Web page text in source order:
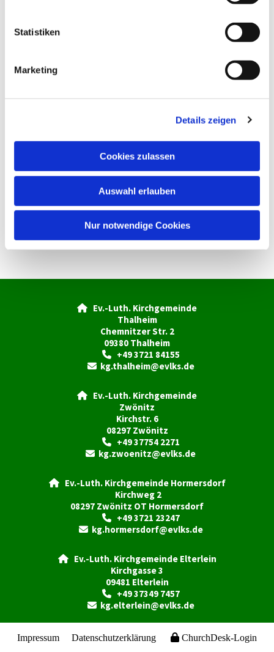
Statistiken
Marketing
Details zeigen
Cookies zulassen
Auswahl erlauben
Nur notwendige Cookies

Ev.-Luth. Kirchgemeinde
Thalheim
Chemnitzer Str. 2
09380 Thalheim
+49 3721 84155
 kg.thalheim@evlks.de

Ev.-Luth. Kirchgemeinde
Zwönitz
Kirchstr. 6
08297 Zwönitz
+49 37754 2271
 kg.zwoenitz@evlks.de
Ev.-Luth. Kirchgemeinde Hormersdorf
Kirchweg 2
08297 Zwönitz OT Hormersdorf
+49 3721 23247
 kg.hormersdorf@evlks.de
Ev.-Luth. Kirchgemeinde Elterlein
Kirchgasse 3
09481 Elterlein
+49 37349 7457
 kg.elterlein@evlks.de
Impressum Datenschutzerklärung ChurchDesk-Login